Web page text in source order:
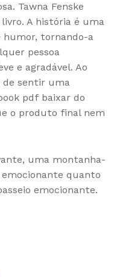
Tawna Fenske
A história é uma
tornando-a
pessoa
e agradável. Ao
de sentir uma
pdf baixar do
o produto final nem
uma montanha-
quanto
emocionante.